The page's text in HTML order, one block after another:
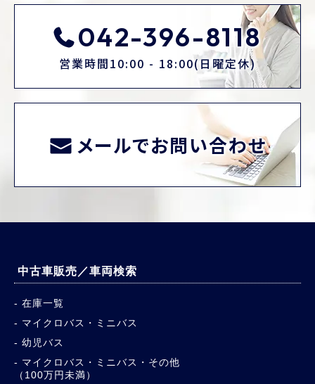
042-396-8118
営業時間10:00 - 18:00(日曜定休)
メールでお問い合わせ
中古車販売／車両検索
在庫一覧
マイクロバス・ミニバス
幼児バス
マイクロバス・ミニバス・その他
（100万円未満）